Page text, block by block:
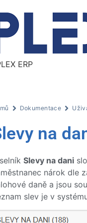
ERP
Dokumentace
na
Slevy na dani
nárok dle
daně a jsou
slev je v